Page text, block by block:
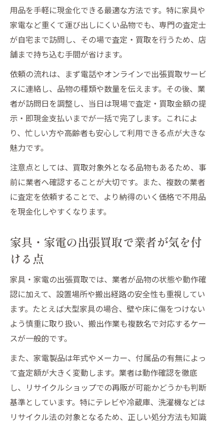
用品を手軽に現金化できる最適な方法です。特に家具や
家電など重くて運び出しにくい品物でも、専門の査定士
が自宅まで訪問し、その場で査定・買取を行うため、店
舗まで持ち込む手間が省けます。
依頼の流れは、まず電話やオンラインで出張買取サービ
スに連絡し、品物の種類や数量を伝えます。その後、業
者が訪問日を調整し、当日は現場で査定・買取金額の提
示・即現金支払いまでが一括で完了します。これによ
り、忙しい方や高齢者も安心して利用できる点が大きな
魅力です。
注意点としては、買取対象外となる品物もあるため、事
前に業者へ確認することが大切です。また、複数の業者
に査定を依頼することで、より納得のいく価格で不用品
を現金化しやすくなります。
家具・家電の出張買取で業者が気を付
ける点
家具・家電の出張買取では、業者が品物の状態や動作確
認に加えて、設置場所や搬出経路の安全性も重視してい
ます。たとえば大型家具の場合、壁や床に傷をつけない
よう慎重に取り扱い、搬出作業も複数名で対応するケー
スが一般的です。
また、家電製品は年式やメーカー、付属品の有無によっ
て査定額が大きく変動します。業者は動作確認を徹底
し、リサイクルショップでの再販が可能かどうかも判断
基準としています。特にテレビや冷蔵庫、洗濯機などは
リサイクル法の対象となるため、正しい処分方法も知識